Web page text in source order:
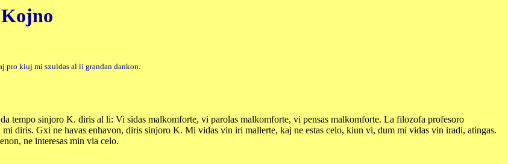
pro kiuj mi sxuldas al li grandan dankon.
tempo sinjoro K. diris al li: Vi sidas malkomforte, vi parolas malkomforte, vi pensas malkomforte. La filozofa profesoro
diris. Gxi ne havas enhavon, diris sinjoro K. Mi vidas vin iri mallerte, kaj ne estas celo, kiun vi, dum mi vidas vin iradi, atingas.
ne interesas min via celo.